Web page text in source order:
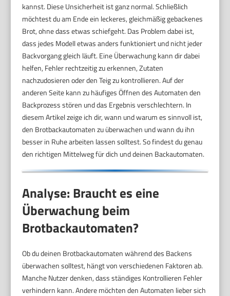
kannst. Diese Unsicherheit ist ganz normal. Schließlich
möchtest du am Ende ein leckeres, gleichmäßig gebackenes
Brot, ohne dass etwas schiefgeht. Das Problem dabei ist,
dass jedes Modell etwas anders funktioniert und nicht jeder
Backvorgang gleich läuft. Eine Überwachung kann dir dabei
helfen, Fehler rechtzeitig zu erkennen, Zutaten
nachzudosieren oder den Teig zu kontrollieren. Auf der
anderen Seite kann zu häufiges Öffnen des Automaten den
Backprozess stören und das Ergebnis verschlechtern. In
diesem Artikel zeige ich dir, wann und warum es sinnvoll ist,
den Brotbackautomaten zu überwachen und wann du ihn
besser in Ruhe arbeiten lassen solltest. So findest du genau
den richtigen Mittelweg für dich und deinen Backautomaten.
Analyse: Braucht es eine
Überwachung beim
Brotbackautomaten?
Ob du deinen Brotbackautomaten während des Backens
überwachen solltest, hängt von verschiedenen Faktoren ab.
Manche Nutzer denken, dass ständiges Kontrollieren Fehler
verhindern kann. Andere möchten den Automaten lieber sich